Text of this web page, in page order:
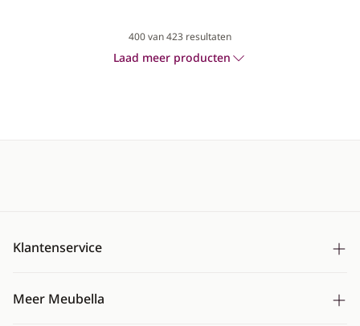
400van 423 resultaten
Laad meer producten
Klantenservice
Meer Meubella